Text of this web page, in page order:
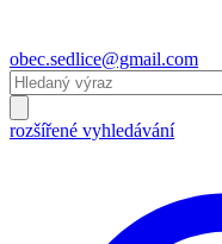
obec.sedlice@gmail.com
rozšířené vyhledávání